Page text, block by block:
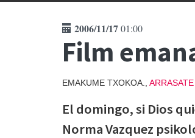
2006/11/1701:00
Film
EMAKUME TXOKOA., ARRASATE
El domingo, si Dios
Norma Vazquez